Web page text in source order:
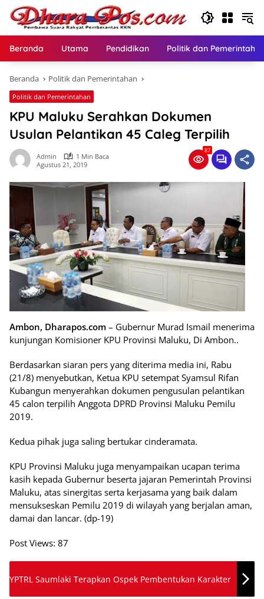
Langsung
konten
Beranda Utama Pendidikan Politik dan
Beranda Politik dan Pemerintahan
Politik dan Pemerintahan
KPU Maluku Serahkan Dokumen
Usulan Pelantikan 45 Caleg Terpilih
Admin
1 Min Baca
Agustus 21, 2019
87
Ambon, Dharapos.com – Gubernur Murad Ismail menerima
kunjungan Komisioner KPU Provinsi Maluku, Di Ambon..
Berdasarkan siaran pers yang diterima media ini, Rabu
(21/8) menyebutkan, Ketua KPU setempat Syamsul Rifan
Kubangun menyerahkan dokumen pengusulan pelantikan
45 calon terpilih Anggota DPRD Provinsi Maluku Pemilu
2019.
Kedua pihak juga saling bertukar cinderamata.
KPU Provinsi Maluku juga menyampaikan ucapan terima
kasih kepada Gubernur beserta jajaran Pemerintah Provinsi
Maluku, atas sinergitas serta kerjasama yang baik dalam
mensukseskan Pemilu 2019 di wilayah yang berjalan aman,
damai dan lancar. (dp-19)
Post Views: 87
YPTRL Saumlaki Terapkan Ospek Pembentukan Karakter